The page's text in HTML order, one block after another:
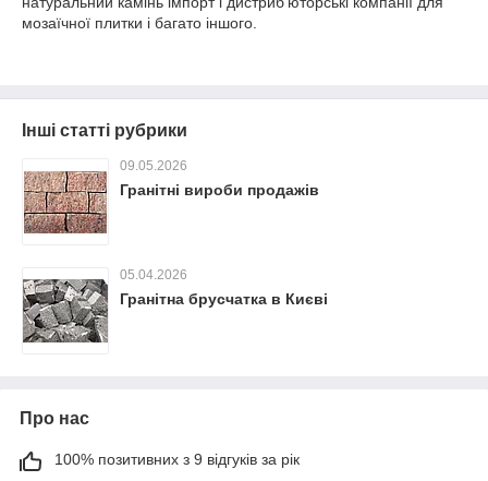
мозаїчної плитки і багато іншого.
Інші статті рубрики
09.05.2026
Гранітні вироби продажів
05.04.2026
Гранітна брусчатка в Києві
Про нас
100% позитивних з 9 відгуків за рік